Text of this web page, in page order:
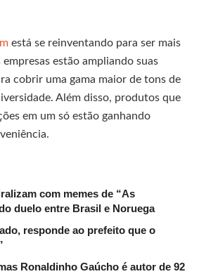
está se reinventando para ser mais
estão ampliando suas
cobrir uma gama maior de tons de
Além disso, produtos que
em um só estão ganhando
com memes de “As
duelo entre Brasil e Noruega
responde ao prefeito que o
Ronaldinho Gaúcho é autor de 92